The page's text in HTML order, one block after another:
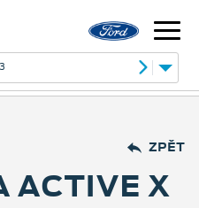
ZPĚT
ACTIVE X